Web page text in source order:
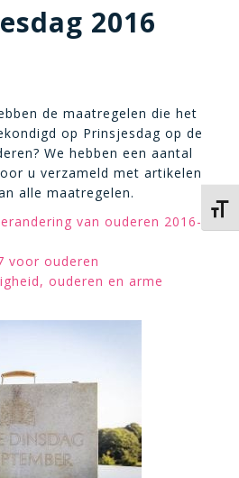
2016
de maatregelen die het
op Prinsjesdag op de
We hebben een aantal
u verzameld met artikelen
alle maatregelen.
van ouderen 2016-
voor ouderen
ouderen en arme